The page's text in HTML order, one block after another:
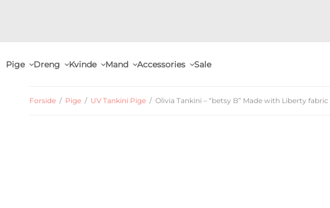
Pige Dreng Kvinde Mand Accessories Sale
Forside / Pige / UV Tankini Pige / Olivia Tankini – “betsy B” Made with Liberty fabric